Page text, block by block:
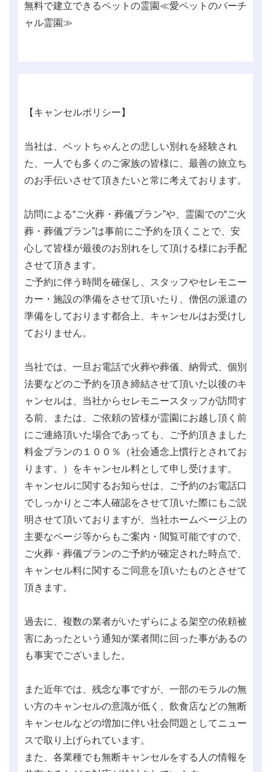
無料で建立できるペットの霊園≪愛ペットのバーチ
ャル霊園≫
【キャンセルポリシー】
当社は、ペットちゃんとの悲しい別れを経験され
た、一人でも多くのご家族の皆様に、最善の旅立ち
のお手伝いさせて頂きたいと常に考えております。
訪問による“ご火葬・葬儀プラン”や、霊園での“ご火
葬・葬儀プラン”は事前にご予約を頂くことで、安
心して皆様が最後のお別れをして頂ける様にお手配
させて頂きます。
ご予約に伴う時間を確保し、スタッフやセレモニー
カー・施設の準備をさせて頂いたり、僧侶の派遣の
準備をしております都合上、キャンセルはお受けし
ておりません。
当社では、一旦お電話で火葬や葬儀、納骨式、個別
法要などのご予約を頂き締結させて頂いた以後のキ
ャンセルは、当社からセレモニースタッフが訪問す
る前、または、ご依頼の皆様が霊園にお越し頂く前
にご連絡頂いた場合であっても、ご予約頂きました
料金プランの１００％（社会通念上慣行とされてお
ります。）をキャンセル料として申し受けます。
キャンセルに関するお知らせは、ご予約のお電話口
でしっかりとご本人確認をさせて頂いた際にもご説
明させて頂いておりますが、当社ホームページ上の
主要なページ等からもご案内・閲覧可能ですので、
ご火葬・葬儀プランのご予約が確定された時点で、
キャンセル料に関するご同意を頂いたものとさせて
頂きます。
過去に、複数の業者がいたずらによる架空の依頼被
害にあったという通知が業者間に回った事があるの
も事実でございました。
また近年では、残念な事ですが、一部のモラルの無
い方のキャンセルの意識が低く、飲食店などの無断
キャンセルなどの増加に伴い社会問題としてニュー
スで取り上げられています。
また、各業種でも無断キャンセルをする人の情報を